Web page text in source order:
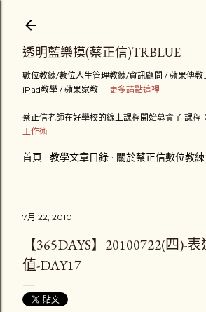
透明藍樂摸(蔡正信)TRBLUE
數位教練/數位人生管理教練/資訊顧問 / 蘋果傳
iPad教學 / 蘋果家教 -- 更多請點這裡
蔡正信老師在好學校的線上課程開始募資了 課程：
工作術
首頁 教學文章目錄 關於蔡正信數位教練
7月 22, 2010
【365DAYS】20100722(四)-
值-DAY17